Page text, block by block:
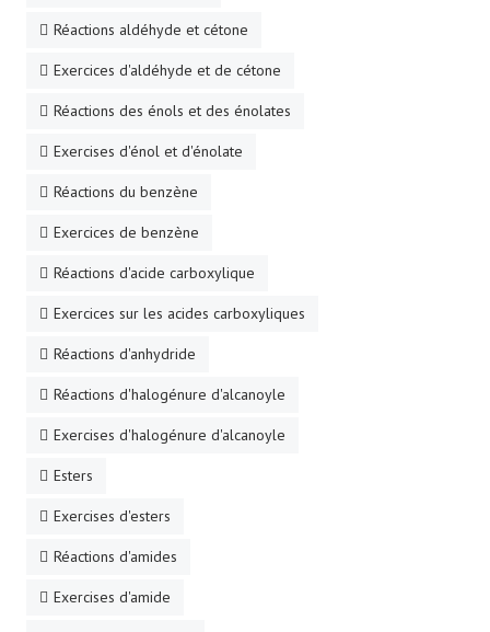
Réactions aldéhyde et cétone
Exercices d'aldéhyde et de cétone
Réactions des énols et des énolates
Exercises d'énol et d'énolate
Réactions du benzène
Exercices de benzène
Réactions d'acide carboxylique
Exercices sur les acides carboxyliques
Réactions d'anhydride
Réactions d'halogénure d'alcanoyle
Exercises d'halogénure d'alcanoyle
Esters
Exercises d'esters
Réactions d'amides
Exercises d'amide